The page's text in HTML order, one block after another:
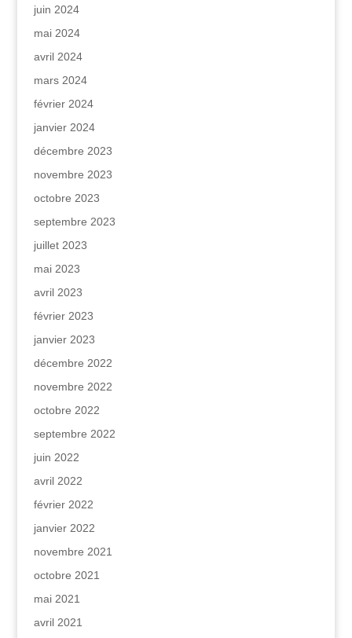
juin 2024
mai 2024
avril 2024
mars 2024
février 2024
janvier 2024
décembre 2023
novembre 2023
octobre 2023
septembre 2023
juillet 2023
mai 2023
avril 2023
février 2023
janvier 2023
décembre 2022
novembre 2022
octobre 2022
septembre 2022
juin 2022
avril 2022
février 2022
janvier 2022
novembre 2021
octobre 2021
mai 2021
avril 2021